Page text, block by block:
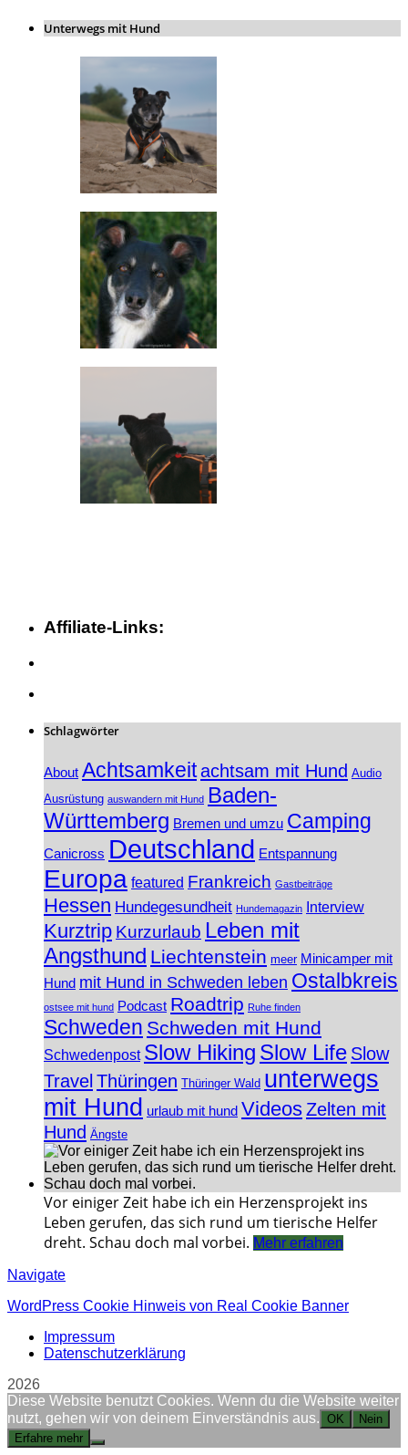
Unterwegs mit Hund
Affiliate-Links:
Schlagwörter
About Achtsamkeitachtsam mit Hund Audio
Ausrüstung auswandern mit Hund Baden-
Württemberg Bremen und umzu Camping
Canicross Deutschland Entspannung
Europa featured Frankreich Gastbeiträge
Hessen Hundegesundheit Hundemagazin Interview
Kurztrip Kurzurlaub Leben mit
Angsthund Liechtenstein meer Minicamper mit
Hund mit Hund in Schweden leben Ostalbkreis
ostsee mit hund Podcast Roadtrip Ruhe finden
Schweden Schweden mit Hund
Schwedenpost Slow Hiking Slow Life Slow
Travel Thüringen Thüringer Wald unterwegs
mit Hund urlaub mit hund VideosZelten mit
Hund Ängste
Vor einiger Zeit habe ich ein Herzensprojekt ins
Leben gerufen, das sich rund um tierische Helfer
dreht. Schau doch mal vorbei. Mehr erfahren
Navigate
WordPress Cookie Hinweis von Real Cookie Banner
Impressum
Datenschutzerklärung
2026
Diese Website benutzt Cookies. Wenn du die Website weiter
nutzt, gehen wir von deinem Einverständnis aus. OK
Nein
Erfahre mehr